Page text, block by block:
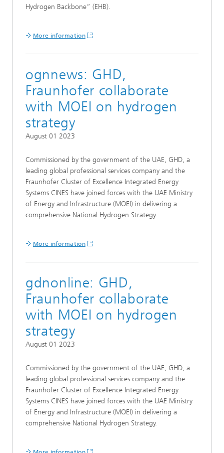
Hydrogen Backbone“ (EHB).
More information
ognnews: GHD,
Fraunhofer collaborate
with MOEI on hydrogen
strategy
August 01 2023
Commissioned by the government of the UAE, GHD, a
leading global professional services company and the
Fraunhofer Cluster of Excellence Integrated Energy
Systems CINES have joined forces with the UAE Ministry
of Energy and Infrastructure (MOEI) in delivering a
comprehensive National Hydrogen Strategy.
More information
gdnonline: GHD,
Fraunhofer collaborate
with MOEI on hydrogen
strategy
August 01 2023
Commissioned by the government of the UAE, GHD, a
leading global professional services company and the
Fraunhofer Cluster of Excellence Integrated Energy
Systems CINES have joined forces with the UAE Ministry
of Energy and Infrastructure (MOEI) in delivering a
comprehensive National Hydrogen Strategy.